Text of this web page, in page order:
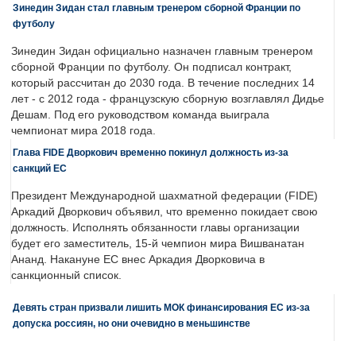
Зинедин Зидан стал главным тренером сборной Франции по
футболу
Зинедин Зидан официально назначен главным тренером
сборной Франции по футболу. Он подписал контракт,
который рассчитан до 2030 года. В течение последних 14
лет - с 2012 года - французскую сборную возглавлял Дидье
Дешам. Под его руководством команда выиграла
чемпионат мира 2018 года.
Глава FIDE Дворкович временно покинул должность из-за
санкций ЕС
Президент Международной шахматной федерации (FIDE)
Аркадий Дворкович объявил, что временно покидает свою
должность. Исполнять обязанности главы организации
будет его заместитель, 15-й чемпион мира Вишванатан
Ананд. Накануне ЕС внес Аркадия Дворковича в
санкционный список.
Девять стран призвали лишить МОК финансирования ЕС из-за
допуска россиян, но они очевидно в меньшинстве